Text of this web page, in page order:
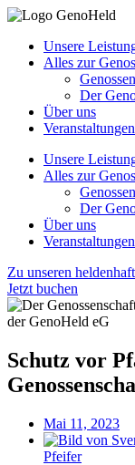
Unsere
Alles zur
Der
Über uns
Unsere
Alles zur
Der
Über uns
Zu unseren
Jetzt buchen
Schutz vor
Mai 11, 2023
Pfeifer